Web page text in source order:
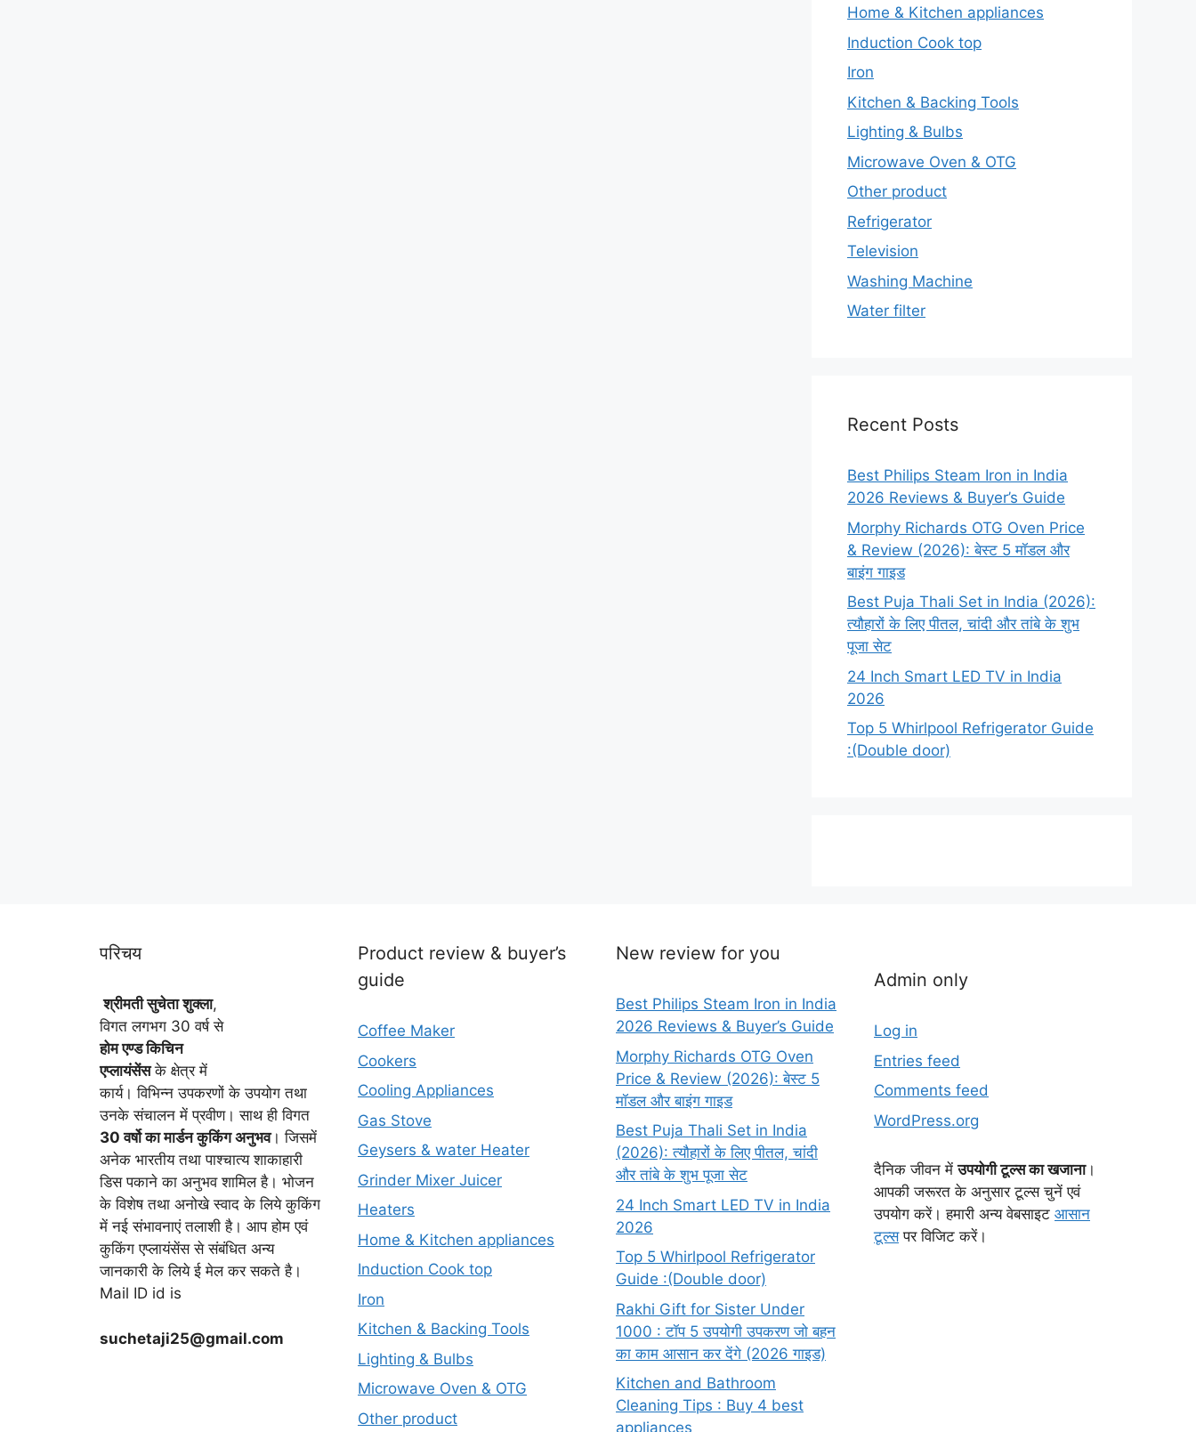
Home & Kitchen appliances
Induction Cook top
Iron
Kitchen & Backing Tools
Lighting & Bulbs
Microwave Oven & OTG
Other product
Refrigerator
Television
Washing Machine
Water filter
Recent Posts
Best Philips Steam Iron in India
2026 Reviews & Buyer’s Guide
Morphy Richards OTG Oven Price
& Review (2026): बेस्ट 5 मॉडल और
बाइंग गाइड
Best Puja Thali Set in India (2026):
त्यौहारों के लिए पीतल, चांदी और तांबे के शुभ
पूजा सेट
24 Inch Smart LED TV in India
2026
Top 5 Whirlpool Refrigerator Guide
:(Double door)
परिचय
श्रीमती सुचेता शुक्ला,
विगत लगभग 30 वर्ष से
होम एण्ड किचिन
एप्लायंसेंसके क्षेत्र में
कार्य। विभिन्न उपकरणों के उपयोग तथा
उनके संचालन में प्रवीण। साथ ही विगत
30 वर्षो का मार्डन कुकिंग अनुभव। जिसमें
अनेक भारतीय तथा पाश्चात्य शाकाहारी
डिस पकाने का अनुभव शामिल है। भोजन
के विशेष तथा अनोखे स्वाद के लिये कुकिंग
में नई संभावनाएं तलाशी है। आप होम एवं
कुकिंग एप्लायंसेंस से संबंधित अन्य
जानकारी के लिये ई मेल कर सकते है।
Mail ID id is
suchetaji25@gmail.com
Product review & buyer’s
guide
Coffee Maker
Cookers
Cooling Appliances
Gas Stove
Geysers & water Heater
Grinder Mixer Juicer
Heaters
Home & Kitchen appliances
Induction Cook top
Iron
Kitchen & Backing Tools
Lighting & Bulbs
Microwave Oven & OTG
Other product
New review for you
Best Philips Steam Iron in India
2026 Reviews & Buyer’s Guide
Morphy Richards OTG Oven
Price & Review (2026): बेस्ट 5
मॉडल और बाइंग गाइड
Best Puja Thali Set in India
(2026): त्यौहारों के लिए पीतल, चांदी
और तांबे के शुभ पूजा सेट
24 Inch Smart LED TV in India
2026
Top 5 Whirlpool Refrigerator
Guide :(Double door)
Rakhi Gift for Sister Under
1000 : टॉप 5 उपयोगी उपकरण जो बहन
का काम आसान कर देंगे (2026 गाइड)
Kitchen and Bathroom
Cleaning Tips : Buy 4 best
appliances
Admin only
Log in
Entries feed
Comments feed
WordPress.org
दैनिक जीवन मेंउपयोगी टूल्स का खजाना।
आपकी जरूरत के अनुसार टूल्स चुनें एवं
उपयोग करें। हमारी अन्य वेबसाइट आसान
टूल्सपर विजिट करें।